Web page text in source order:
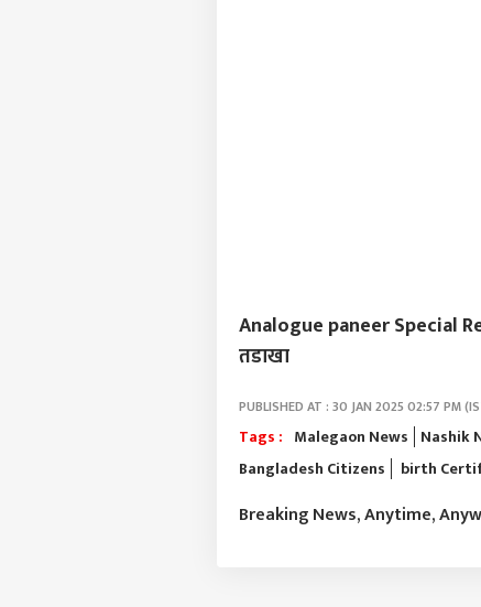
Analogue paneer Special
तडाखा
PUBLISHED AT : 30 JAN 2025 02:57 PM
Tags : Malegaon News Nashik
Bangladesh Citizens
birth
Breaking News, Anytime,